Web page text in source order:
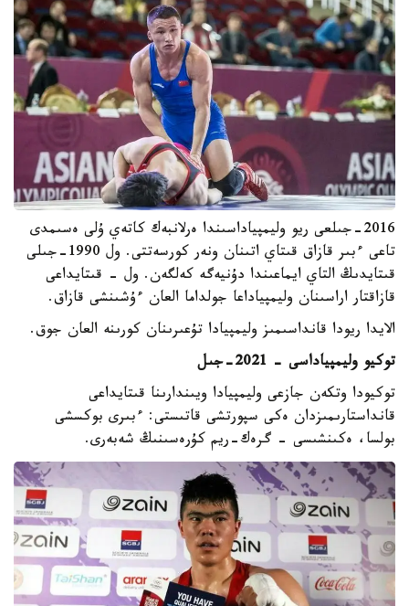
2016-جىلعى ريو وليمپياداسىندا ەرلانبەك كاتەي ۇلى ەسىمدى
تاعى ءبىر قازاق قىتاي اتىنان ونەر كورسەتتى. ول 1990-جىلى
قىتايدىڭ التاي ايماعىندا دۇنيەگە كەلگەن. ول - قىتايداعى
قازاقتار اراسىنان وليمپياداعا جولداما العان ءۇشىنشى قازاق.
الايدا ريودا قانداسىمىز وليمپيادا تۇعىرىنان كورىنە العان جوق.
توكيو وليمپياداسى - 2021-جىل
توكيودا وتكەن جازعى وليمپيادا ويىندارىنا قىتايداعى
قانداستارىمىزدان ەكى سپورتشى قاتىستى: ءبىرى بوكسشى
بولسا، ەكىنشىسى - گرەك-ريم كۇرەسىنىڭ شەبەرى.